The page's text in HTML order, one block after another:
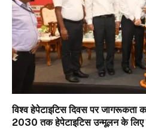
विश्व हेपेटाइटिस दिवस पर जागरूकता
2030 तक हेपेटाइटिस उन्मूलन के लिए